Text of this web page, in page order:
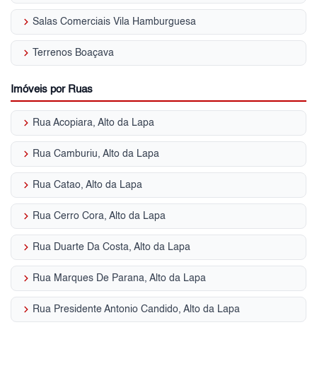
keyboard_arrow_right Salas Comerciais Vila Hamburguesa
keyboard_arrow_right Terrenos Boaçava
Imóveis por Ruas
keyboard_arrow_right Rua Acopiara, Alto da Lapa
keyboard_arrow_right Rua Camburiu, Alto da Lapa
keyboard_arrow_right Rua Catao, Alto da Lapa
keyboard_arrow_right Rua Cerro Cora, Alto da Lapa
keyboard_arrow_right Rua Duarte Da Costa, Alto da Lapa
keyboard_arrow_right Rua Marques De Parana, Alto da Lapa
keyboard_arrow_right Rua Presidente Antonio Candido, Alto da Lapa